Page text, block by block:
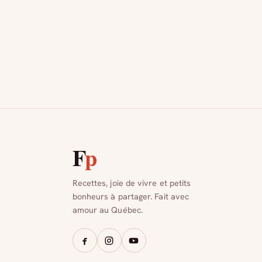
Fp
Recettes, joie de vivre et petits
bonheurs à partager. Fait avec
amour au Québec.